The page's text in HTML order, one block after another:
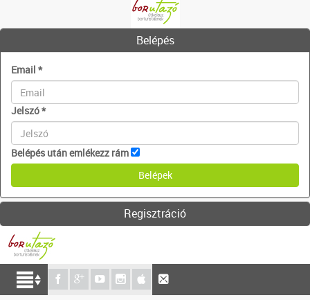
Belépés
Email *
Jelszó*
Belépés után emlékezz rám
Regisztráció